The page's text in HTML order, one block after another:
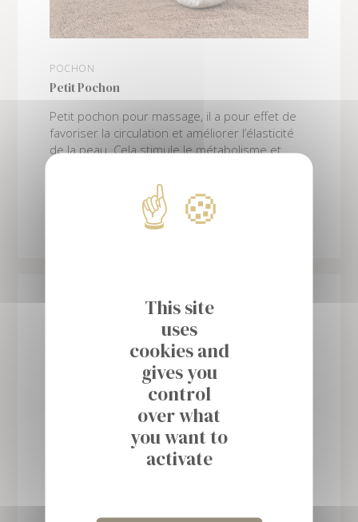
POCHON
Petit Pochon
Petit pochon pour massage, il a pour effet de
favoriser la circulation et améliorer l’élasticité
de la peau. Cela stimule le métabolisme et
This site
uses
cookies and
gives you
control
over what
you want to
activate